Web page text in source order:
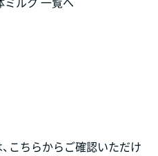
こちらからご確認いただけ